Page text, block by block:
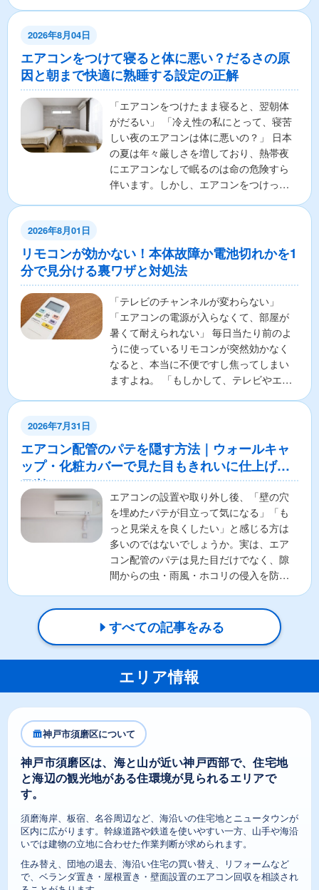
2026年8月04日
エアコンをつけて寝ると体に悪い？だるさの原
因と朝まで快適に熟睡する設定の正解
「エアコンをつけたまま寝ると、翌朝体
がだるい」 「冷え性の私にとって、寝苦
しい夜のエアコンは体に悪いの？」 日本
の夏は年々厳しさを増しており、熱帯夜
にエアコンなしで眠るのは命の危険すら
伴います。しかし、エアコンをつけっぱ
2026年8月01日
リモコンが効かない！本体故障か電池切れかを1
分で見分ける裏ワザと対処法
「テレビのチャンネルが変わらない」
「エアコンの電源が入らなくて、部屋が
暑くて耐えられない」 毎日当たり前のよ
うに使っているリモコンが突然効かなく
なると、本当に不便ですし焦ってしまい
ますよね。 「もしかして、テレビやエア
2026年7月31日
エアコン配管のパテを隠す方法｜ウォールキャ
ップ・化粧カバーで見た目もきれいに仕上げる
コツ
エアコンの設置や取り外し後、「壁の穴
を埋めたパテが目立って気になる」「も
っと見栄えを良くしたい」と感じる方は
多いのではないでしょうか。実は、エア
コン配管のパテは見た目だけでなく、隙
間からの虫・雨風・ホコリの侵入を防ぐ
すべての記事をみる
エリア情報
神戸市須磨区について
神戸市須磨区は、海と山が近い神戸西部で、住宅地
と海辺の観光地がある住環境が見られるエリアで
す。
須磨海岸、板宿、名谷周辺など、海沿いの住宅地とニュータウンが
区内に広がります。幹線道路や鉄道を使いやすい一方、山手や海沿
いでは建物の立地に合わせた作業判断が求められます。
住み替え、団地の退去、海沿い住宅の買い替え、リフォームなど
で、ベランダ置き・屋根置き・壁面設置のエアコン回収を相談され